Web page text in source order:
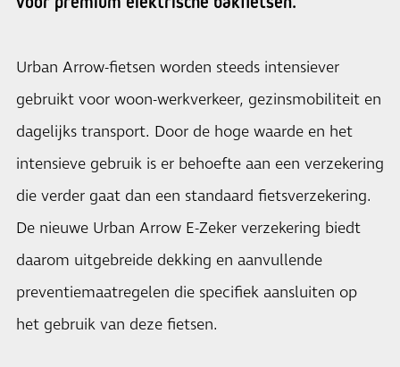
Urban Arrow-fietsen worden steeds intensiever
gebruikt voor woon-werkverkeer, gezinsmobiliteit en
dagelijks transport. Door de hoge waarde en het
intensieve gebruik is er behoefte aan een verzekering
die verder gaat dan een standaard fietsverzekering.
De nieuwe Urban Arrow E-Zeker verzekering biedt
daarom uitgebreide dekking en aanvullende
preventiemaatregelen die specifiek aansluiten op
het gebruik van deze fietsen.